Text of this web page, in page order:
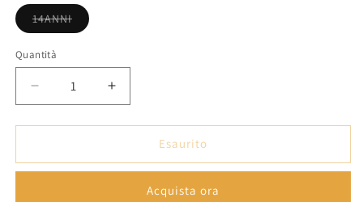
14ANNIVariante
esaurita
Quantità
Diminuisci
quantità
per
-
Aumenta
quantità
per
C20478/11714A
-
Esaurito
Acquista ora